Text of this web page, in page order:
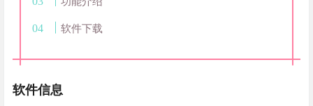
软件下载
软件信息